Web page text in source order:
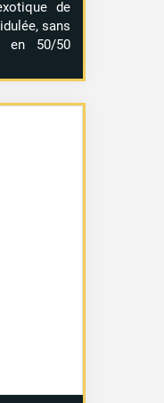
de
sans
en 50/50